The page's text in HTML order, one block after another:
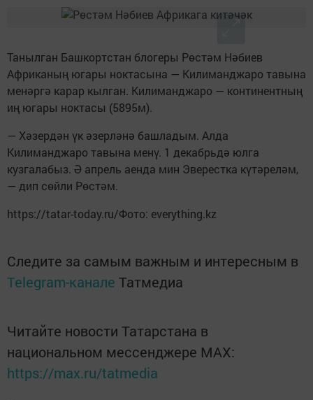
Танылган Башкортстан блогеры Рөстәм Нәбиев
Африканың югары ноктасына — Килиманджаро тавына
менәргә карар кылган. Килиманджаро — континентның
иң югары ноктасы (5895м).
— Хәзердән үк әзерләнә башладым. Алда
Килиманджаро тавына менү. 1 декабрьдә юлга
кузгалабыз. Ә апрель аенда мин Эверестка күтәреләм,
— дип сөйли Рөстәм.
https://tatar-today.ru/Фото: everything.kz
Следите за самым важным и интересным в
Telegram-канале Татмедиа
Читайте новости Татарстана в
национальном мессенджере MАХ:
https://max.ru/tatmedia